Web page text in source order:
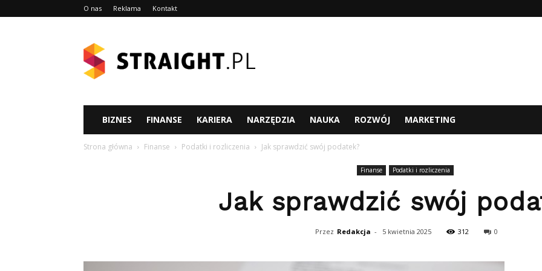
O nas Reklama Kontakt
BIZNES FINANSE KARIERA NARZĘDZIA NAUKA ROZWÓJ MARKETING
Strona główna Finanse Podatki i rozliczenia Jak sprawdzić swój podatek?
Finanse Podatki i rozliczenia
Jak sprawdzić swój
Przez Redakcja - 5 kwietnia 2025 312 0